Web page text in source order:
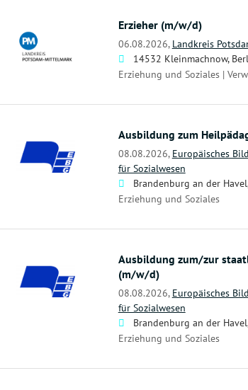
Erzieher (m/w/d)
06.08.2026, Landkreis
14532 Kleinmachnow,
Erziehung und Soziales |
Ausbildung zum
08.08.2026, Europäisches
für Sozialwesen
Brandenburg an der
Erziehung und Soziales
Ausbildung zum/zur
(m/w/d)
08.08.2026, Europäisches
für Sozialwesen
Brandenburg an der
Erziehung und Soziales